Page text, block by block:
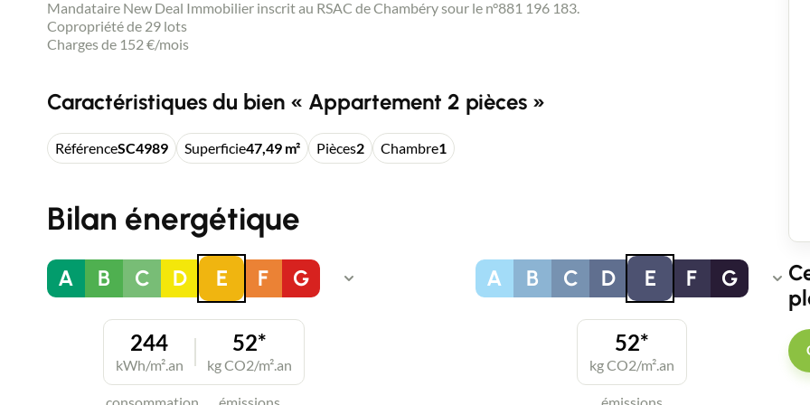
Mandataire New Deal Immobilier inscrit au RSAC de Chambéry sour le n°881 196 183.
Copropriété de 29 lots
Charges de 152 €/mois
Caractéristiques du bien « Appartement 2 pièces »
RéférenceSC4989 Superficie47,49 m² Pièces2 Chambre1
Bilan énergétique
A B C D E F G
244
kWh/m².an
52*
kg CO2/m².an
A B C D E F G
52*
kg CO2/m².an